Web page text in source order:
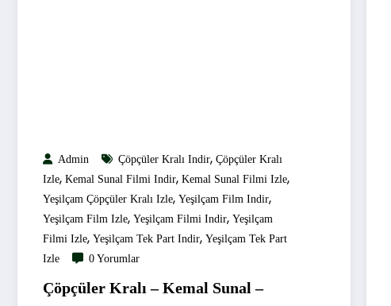
Admin Çöpçüler Kralı Indir, Çöpçüler Kralı
Izle, Kemal Sunal Filmi Indir, Kemal Sunal Filmi Izle,
Yeşilçam Çöpçüler Kralı Izle, Yeşilçam Film Indir,
Yeşilçam Film Izle, Yeşilçam Filmi Indir, Yeşilçam
Filmi Izle, Yeşilçam Tek Part Indir, Yeşilçam Tek Part
Izle
0 Yorumlar
Çöpçüler Kralı – Kemal Sunal –